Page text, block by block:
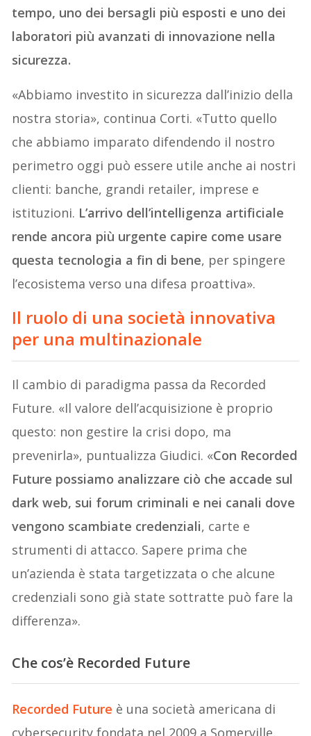
tempo, uno dei bersagli più esposti e uno dei
laboratori più avanzati di innovazione nella
sicurezza.
«Abbiamo investito in sicurezza dall’inizio della
nostra storia», continua Corti. «Tutto quello
che abbiamo imparato difendendo il nostro
perimetro oggi può essere utile anche ai nostri
clienti: banche, grandi retailer, imprese e
istituzioni. L’arrivo dell’intelligenza artificiale
rende ancora più urgente capire come usare
questa tecnologia a fin di bene, per spingere
l’ecosistema verso una difesa proattiva».
Il ruolo di una società innovativa
per una multinazionale
Il cambio di paradigma passa da Recorded
Future. «Il valore dell’acquisizione è proprio
questo: non gestire la crisi dopo, ma
prevenirla», puntualizza Giudici. «Con Recorded
Future possiamo analizzare ciò che accade sul
dark web, sui forum criminali e nei canali dove
vengono scambiate credenziali, carte e
strumenti di attacco. Sapere prima che
un’azienda è stata targetizzata o che alcune
credenziali sono già state sottratte può fare la
differenza».
Che cos’è Recorded Future
Recorded Future è una società americana di
cybersecurity fondata nel 2009 a Somerville,